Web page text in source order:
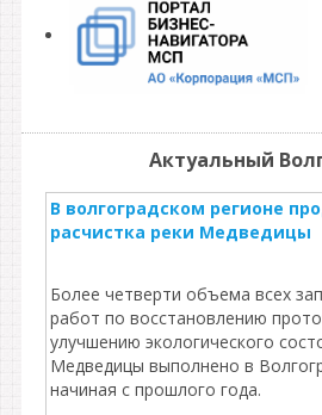
Актуальный
В волгоградском регионе
расчистка реки Медведицы
Более четверти объема всех
работ по восстановлению
улучшению экологического
Медведицы выполнено в
начиная с прошлого года.